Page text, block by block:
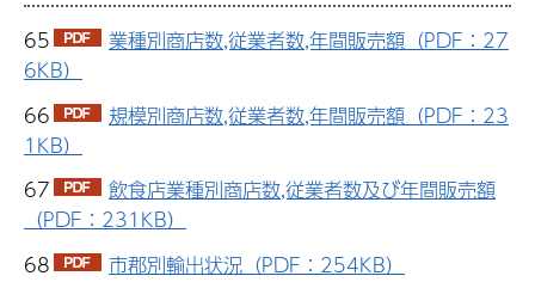
65
業種別商店数,従業者数,年間販売額（PDF：27
6KB）
66
規模別商店数,従業者数,年間販売額（PDF：23
1KB）
67
飲食店業種別商店数,従業者数及び年間販売額
（PDF：231KB）
68
市郡別輸出状況（PDF：254KB）